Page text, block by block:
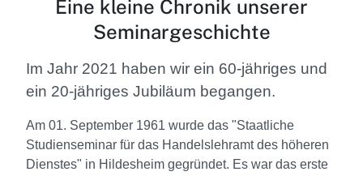
Eine kleine Chronik unserer
Seminargeschichte
Im Jahr 2021 haben wir ein 60-jähriges und
ein 20-jähriges Jubiläum begangen.
Am 01. September 1961 wurde das "Staatliche
Studienseminar für das Handelslehramt des höheren
Dienstes" in Hildesheim gegründet. Es war das erste